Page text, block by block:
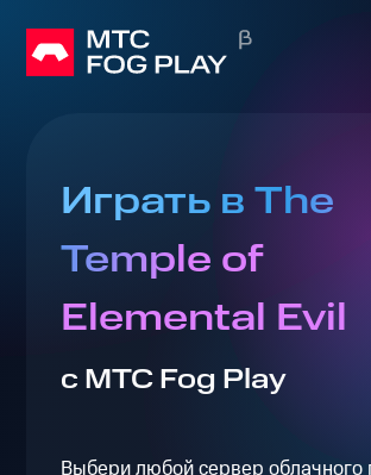
Играть в The
Temple of
Elemental Evil
с МТС Fog Play
Выбери любой сервер облачного